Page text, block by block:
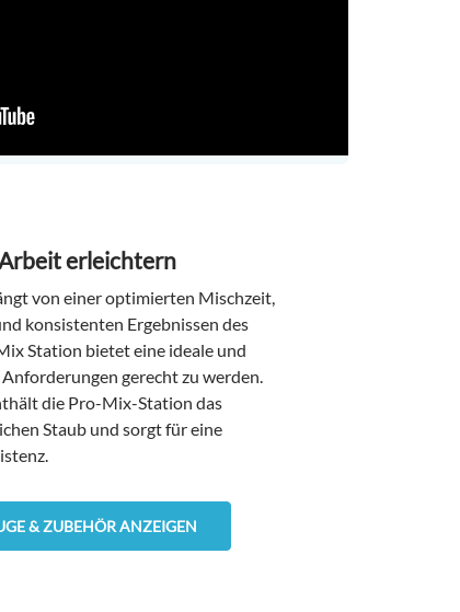
erleichtern
von einer optimierten Mischzeit,
konsistenten Ergebnissen des
Station bietet eine ideale und
gerecht zu werden.
die Pro-Mix-Station das
Staub und sorgt für eine
& ZUBEHÖR ANZEIGEN